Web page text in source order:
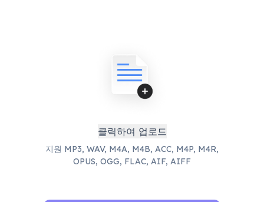
클릭하여 업로드
지원 MP3, WAV, M4A, M4B, ACC, M4P, M4R,
OPUS, OGG, FLAC, AIF, AIFF